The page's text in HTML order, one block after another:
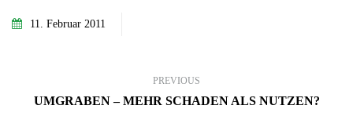
11. Februar 2011
PREVIOUS
UMGRABEN – MEHR SCHADEN ALS NUTZEN?